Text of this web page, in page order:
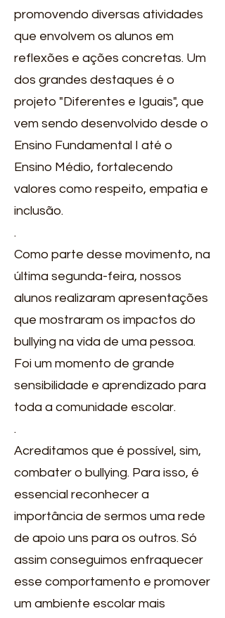
promovendo diversas atividades
que envolvem os alunos em
reflexões e ações concretas. Um
dos grandes destaques é o
projeto "Diferentes e Iguais", que
vem sendo desenvolvido desde o
Ensino Fundamental I até o
Ensino Médio, fortalecendo
valores como respeito, empatia e
inclusão.
.
Como parte desse movimento, na
última segunda-feira, nossos
alunos realizaram apresentações
que mostraram os impactos do
bullying na vida de uma pessoa.
Foi um momento de grande
sensibilidade e aprendizado para
toda a comunidade escolar.
.
Acreditamos que é possível, sim,
combater o bullying. Para isso, é
essencial reconhecer a
importância de sermos uma rede
de apoio uns para os outros. Só
assim conseguimos enfraquecer
esse comportamento e promover
um ambiente escolar mais